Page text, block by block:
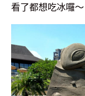
看了都想吃冰囉～